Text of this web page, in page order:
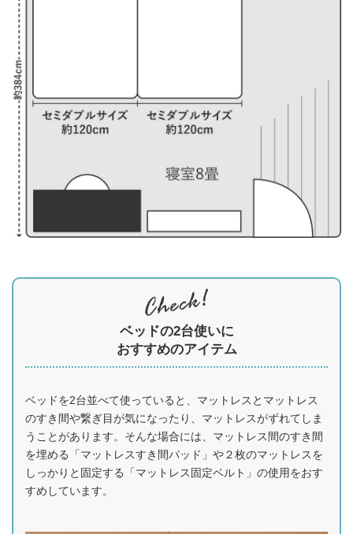
ベッドの2台使いに
おすすめのアイテム
ベッドを2台並べて使っていると、マットレスとマットレス
のすき間や繋ぎ目が気になったり、マットレスがずれてしま
うことがあります。そんな場合には、マットレス間のすき間
を埋める「マットレスすき間パッド」や２枚のマットレスを
しっかりと固定する「マットレス固定ベルト」の使用をおす
すめしています。